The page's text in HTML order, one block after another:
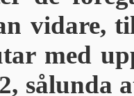
vidare,
med
sålunda